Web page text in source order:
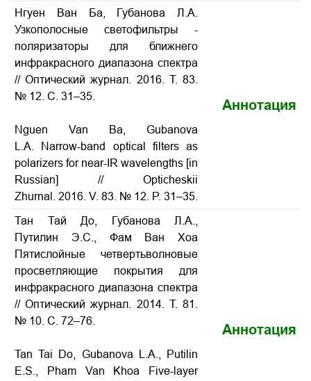
Нгуен Ван Ба, Губанова Л.А.
Узкополосные светофильтры -
поляризаторы для ближнего
инфракрасного диапазона спектра
// Оптический журнал. 2016. Т. 83.
№ 12. С. 31–35.
Nguen Van Ba, Gubanova
L.A. Narrow-band optical filters as
polarizers for near-IR wavelengths [in
Russian] // Opticheskii
Zhurnal. 2016. V. 83. № 12. P. 31–35.
Аннотация
Тан Тай До, Губанова Л.А.,
Путилин Э.С., Фам Ван Хоа
Пятислойные четвертьволновые
просветляющие покрытия для
инфракрасного диапазона спектра
// Оптический журнал. 2014. Т. 81.
№ 10. С. 72–76.
Tan Tai Do, Gubanova L.A., Putilin
E.S., Pham Van Khoa Five-layer
Аннотация